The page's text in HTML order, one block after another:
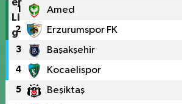
1 Amed
2 Erzurumspor FK
3 Başakşehir
4 Kocaelispor
5 Beşiktaş